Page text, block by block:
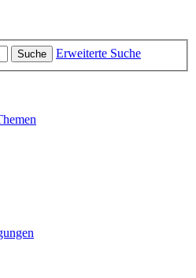
Suche Erweiterte Suche